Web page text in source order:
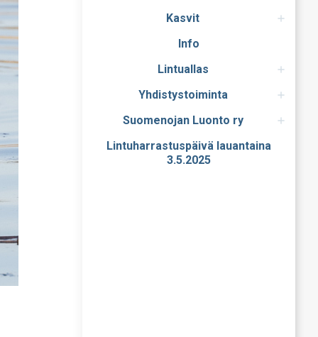
Kasvit
Info
Lintuallas
Yhdistystoiminta
Suomenojan Luonto ry
Lintuharrastuspäivä lauantaina
3.5.2025